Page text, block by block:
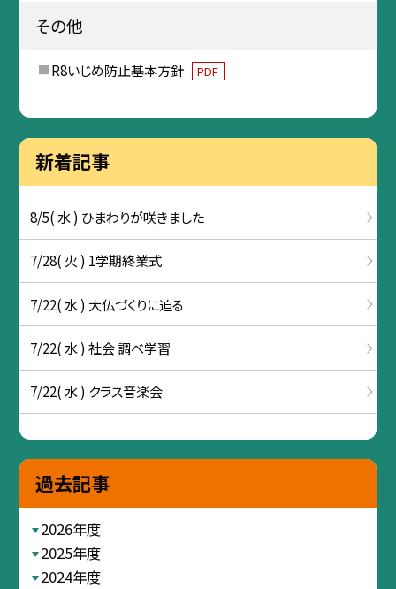
その他
R8いじめ防止基本方針 PDF
新着記事
8/5( 水 ) ひまわりが咲きました
7/28( 火 ) 1学期終業式
7/22( 水 ) 大仏づくりに迫る
7/22( 水 ) 社会 調べ学習
7/22( 水 ) クラス音楽会
過去記事
2026年度
2025年度
2024年度